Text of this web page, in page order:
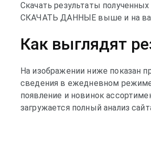
Скачать результаты
СКАЧАТЬ ДАННЫЕ выше и на
Как выглядят
На изображении ниже показан
сведения в ежедневном
появление и новинок
загружается полный анализ